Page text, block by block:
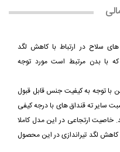
سلاح در ارتباط با کاهش لگد
با بدن مرتبط است مورد توجه
با توجه به کیفیت جنس قابل قبول
سایر ته قنداق های با درجه کیفی
خاصیت ارتجاعی در این مدل کاملا
لگد تیراندازی در این محصول